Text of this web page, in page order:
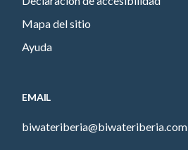
Mapa del sitio
Ayuda
EMAIL
biwateriberia@biwateriberia.com